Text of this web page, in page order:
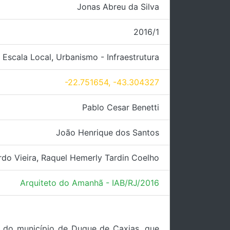
Jonas Abreu da Silva
2016/1
Local, Urbanismo - Infraestrutura
-22.751654, -43.304327
Pablo Cesar Benetti
João Henrique dos Santos
Vieira, Raquel Hemerly Tardin Coelho
Arquiteto do Amanhã - IAB/RJ/2016